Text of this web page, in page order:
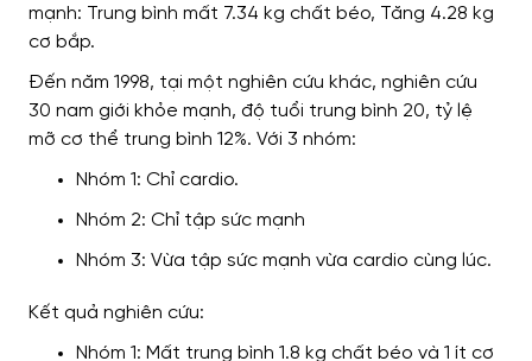
mạnh: Trung bình mất 7.34 kg chất béo, Tăng 4.28 kg
cơ bắp.
Đến năm 1998, tại một nghiên cứu khác, nghiên cứu
30 nam giới khỏe mạnh, độ tuổi trung bình 20, tỷ lệ
mỡ cơ thể trung bình 12%. Với 3 nhóm:
Nhóm 1: Chỉ cardio.
Nhóm 2: Chỉ tập sức mạnh
Nhóm 3: Vừa tập sức mạnh vừa cardio cùng lúc.
Kết quả nghiên cứu:
Nhóm 1: Mất trung bình 1.8 kg chất béo và 1 ít cơ